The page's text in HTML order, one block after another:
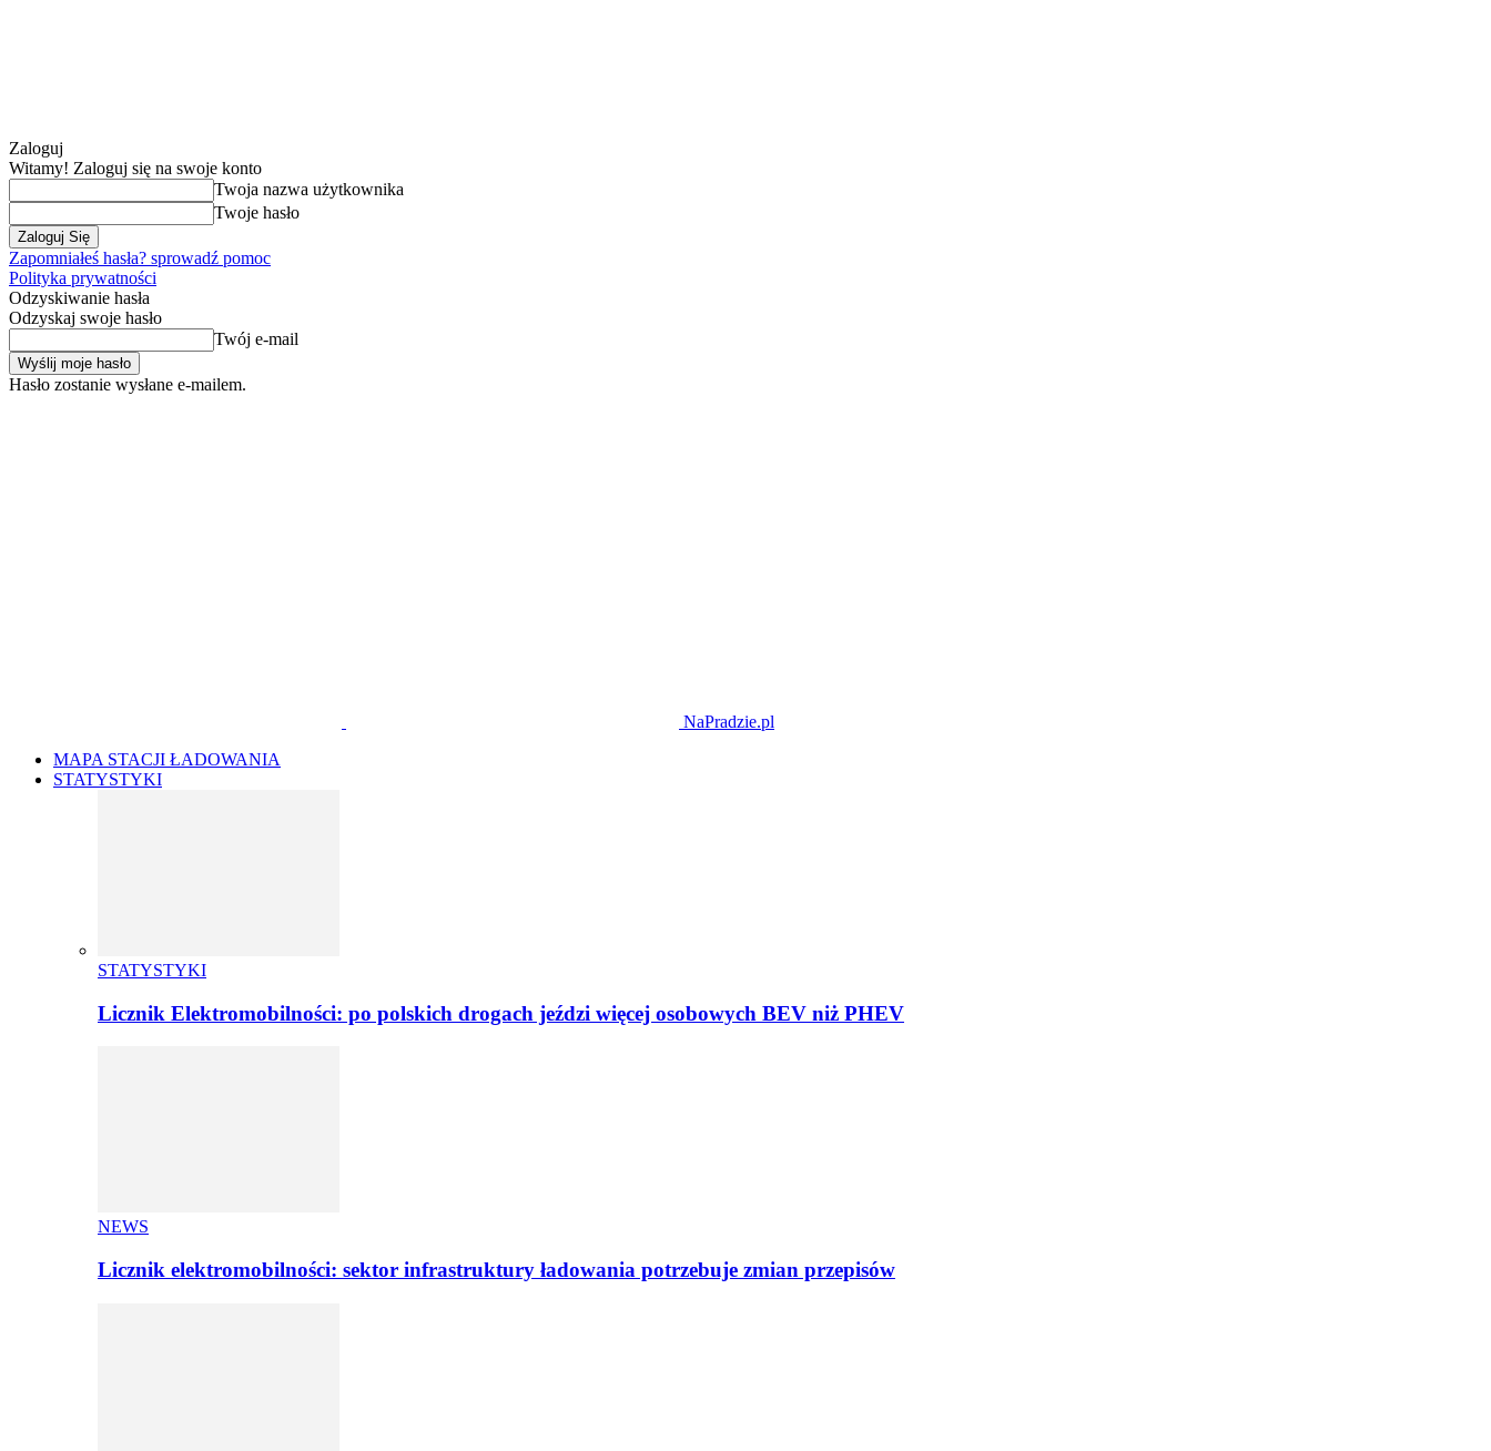
Zaloguj
Witamy! Zaloguj się na swoje konto
Twoja nazwa użytkownika
Twoje hasło
Zapomniałeś hasła? sprowadź pomoc
Polityka prywatności
Odzyskiwanie hasła
Odzyskaj swoje hasło
Twój e-mail
Hasło zostanie wysłane e-mailem.
NaPradzie.pl
MAPA STACJI ŁADOWANIA
STATYSTYKI
STATYSTYKI
Licznik Elektromobilności: po polskich drogach jeździ więcej osobowych BEV niż PHEV
NEWS
Licznik elektromobilności: sektor infrastruktury ładowania potrzebuje zmian przepisów